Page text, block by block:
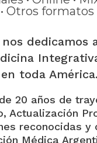
Otros formatos
nos dedicamos
toda América.
20 años de
Actualización
reconocidas
Médica